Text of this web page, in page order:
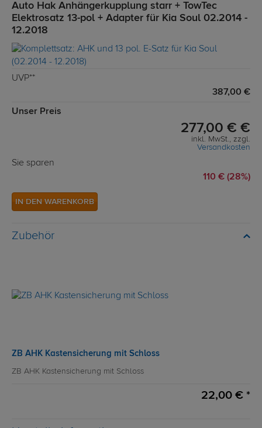
Auto Hak Anhängerkupplung starr + TowTec
Elektrosatz 13-pol + Adapter für Kia Soul 02.2014 -
12.2018
UVP**
387,00 €
Unser Preis
277,00 € €
inkl. MwSt., zzgl.
Versandkosten
Sie sparen
110 € (28%)
IN DEN WARENKORB
Zubehör
ZB AHK Kastensicherung mit Schloss
ZB AHK Kastensicherung mit Schloss
22,00 € *